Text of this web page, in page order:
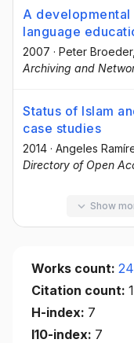
A
language
2007 · Peter Broeder
Archiving and
Status of Islam
case studies
2014 · Angeles
Directory of Open
Show
Works count: 24
Citation count:
H-index: 7
I10-index: 7